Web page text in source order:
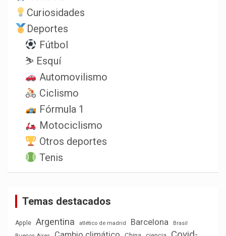
Curiosidades
Deportes
Fútbol
⛷️ Esquí
Automovilismo
Ciclismo
Fórmula 1
Motociclismo
Otros deportes
Tenis
Temas destacados
Apple Argentina atlético de madrid Barcelona
Brasil